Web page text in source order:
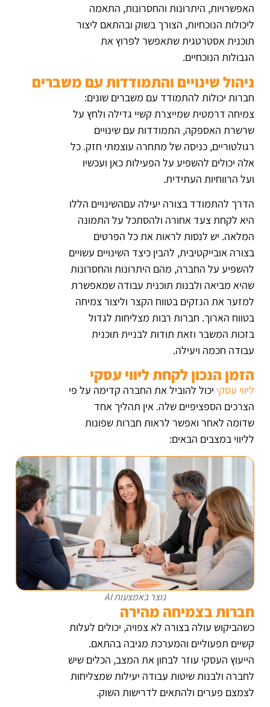
האפשרויות, היתרונות והחסרונות, התאמה
ליכולות הנוכחיות, הצורך בשוק ובהתאם ליצור
תוכנית אסטרטגית שתאפשר לפרוץ את
הגבולות הנוכחיים.
ניהול שינויים והתמודדות עם משברים
חברות יכולות להתמודד עם משברים שונים:
צמיחה דרמטית שמייצרת קשיי גדילה ולחץ על
שרשרת האספקה, התמודדות עם שינויים
רגולטוריים, כניסה של מתחרה עוצמתי חזק. כל
אלה יכולים להשפיע על הפעילות כאן ועכשיו
ועל הרווחיות העתידית.
הדרך להתמודד בצורה יעילה עםהשינויים הללו
היא לקחת צעד אחורה ולהסתכל על התמונה
המלאה. יש לנסות לראות את כל הפרטים
בצורה אובייקטיבית, להבין כיצד השינויים עשויים
להשפיע על החברה, מהם היתרונות והחסרונות
שהיא מביאה ולבנות תוכנית עבודה שמאפשרת
למזער את הנזקים בטווח הקצר וליצור צמיחה
בטווח הארוך. חברות רבות מצליחות לגדול
בזכות המשבר וזאת תודות לבניית תוכנית
עבודה חכמה ויעילה.
הזמן הנכון לקחת ליווי עסקי
ליווי עסקי יכול להוביל את החברה קדימה על פי
הצרכים הספציפיים שלה. אין תהליך אחד
שדומה לאחר ואפשר לראות חברות שפונות
לליווי במצבים הבאים:
נוצר באמצעות AI
חברות בצמיחה מהירה
כשהביקוש עולה בצורה לא צפויה, יכולים לעלות
קשיים תפעוליים והמערכת מגיבה בהתאם.
הייעוץ העסקי עוזר לבחון את המצב, הכלים שיש
לחברה ולבנות שיטות עבודה יעילות שמצליחות
לצמצם פערים ולהתאים לדרישות השוק.